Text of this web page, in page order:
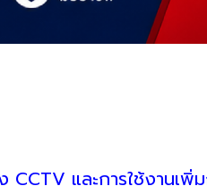
CCTV และการใช้งาน